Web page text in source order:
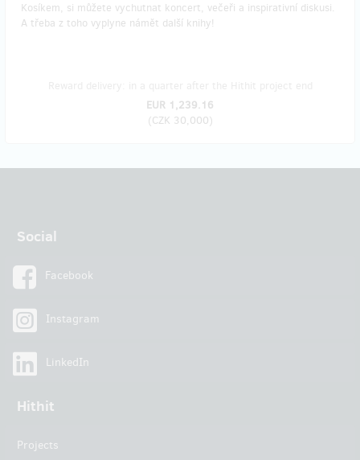
Kosíkem, si můžete vychutnat koncert, večeři a inspirativní diskusi.
A třeba z toho vyplyne námět další knihy!
EUR 1,239.16
(CZK 30,000)
Social
Facebook
Instagram
LinkedIn
Hithit
Projects